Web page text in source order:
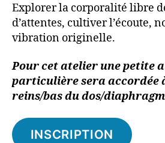
Explorer la corporalité libre
d’attentes, cultiver l’écoute,
vibration originelle.
Pour cet atelier une petite
particulière sera accordée
reins/bas du dos/
INSCRIPTION